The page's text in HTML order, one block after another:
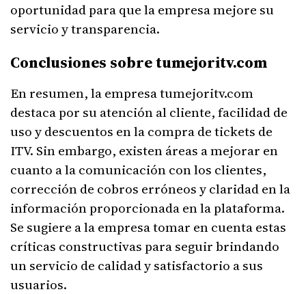
oportunidad para que la empresa mejore su
servicio y transparencia.
Conclusiones sobre tumejoritv.com
En resumen, la empresa tumejoritv.com
destaca por su atención al cliente, facilidad de
uso y descuentos en la compra de tickets de
ITV. Sin embargo, existen áreas a mejorar en
cuanto a la comunicación con los clientes,
corrección de cobros erróneos y claridad en la
información proporcionada en la plataforma.
Se sugiere a la empresa tomar en cuenta estas
críticas constructivas para seguir brindando
un servicio de calidad y satisfactorio a sus
usuarios.